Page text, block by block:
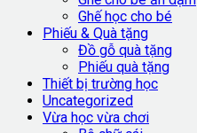
Ghế học cho bé
Phiếu & Quà tặng
Đồ gỗ quà tặng
Phiếu quà tặng
Thiết bị trường học
Uncategorized
Vừa học vừa chơi